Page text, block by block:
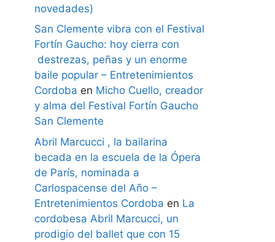
novedades)
San Clemente vibra con el Festival
Fortín Gaucho: hoy cierra con
destrezas, peñas y un enorme
baile popular – Entretenimientos
Cordoba en Micho Cuello, creador
y alma del Festival Fortín Gaucho
San Clemente
Abril Marcucci , la bailarina
becada en la escuela de la Ópera
de París, nominada a
Carlospacense del Año –
Entretenimientos Cordoba en La
cordobesa Abril Marcucci, un
prodigio del ballet que con 15